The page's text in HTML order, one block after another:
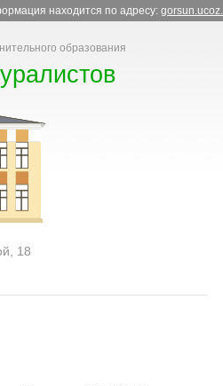
находится по адресу:
образования
18